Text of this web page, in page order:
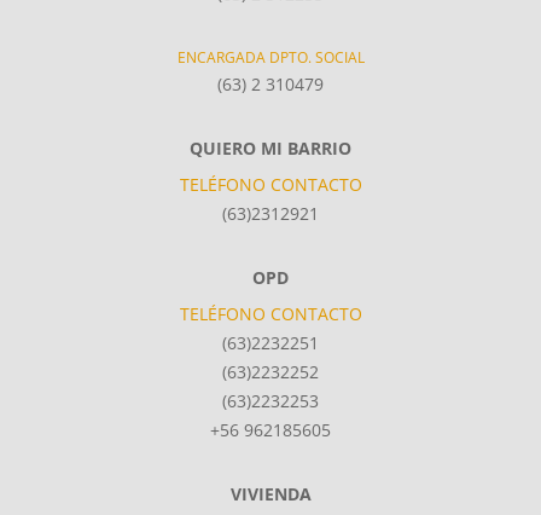
ENCARGADA DPTO. SOCIAL
(63) 2 310479
QUIERO MI BARRIO
TELÉFONO CONTACTO
(63)2312921
OPD
TELÉFONO CONTACTO
(63)2232251
(63)2232252
(63)2232253
+56 962185605
VIVIENDA